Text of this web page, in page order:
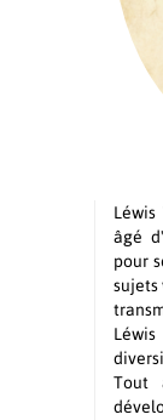
âgé
pour
sujets
Tout